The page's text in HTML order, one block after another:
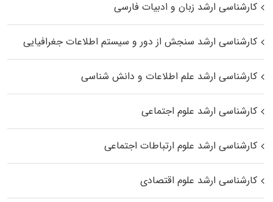
کارشناسی ارشد زبان و ادبیات فارسی
کارشناسی ارشد سنجش از دور و سیستم اطلاعات جغرافیایی
کارشناسی ارشد علم اطلاعات و دانش شناسی
کارشناسی ارشد علوم اجتماعی
کارشناسی ارشد علوم ارتباطات اجتماعی
کارشناسی ارشد علوم اقتصادی